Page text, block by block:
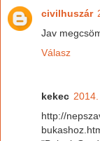
civilhuszár
Jav
Válasz
kekec
http://